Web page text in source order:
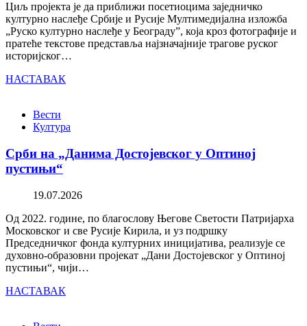
Циљ пројекта је да приближи посетиоцима заједничко
културно наслеђе Србије и Русије Мултимедијална изложба
„Руско културно наслеђе у Београду”, која кроз фотографије и
пратеће текстове представља најзначајније трагове руског
историјског…
НАСТАВАК
Вести
Култура
Срби на „Данима Достојевског у Оптиној
пустињи“
19.07.2026
Од 2022. године, по благослову Његове Светости Патријарха
Московског и све Русије Кирила, и уз подршку
Председничког фонда културних иницијатива, реализује се
духовно-образовни пројекат „Дани Достојевског у Оптиној
пустињи“, чији…
НАСТАВАК